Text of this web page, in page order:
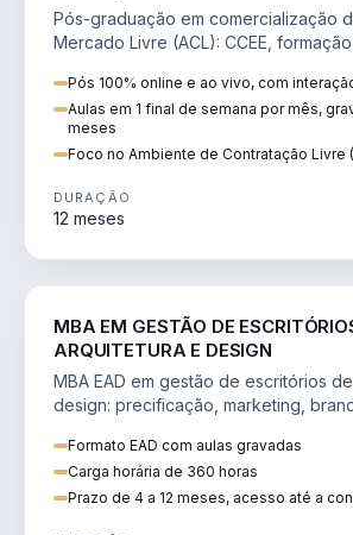
Pós-graduação em comercialização
Mercado Livre (ACL): CCEE,
Pós 100% online e ao vivo, com
Aulas em 1 final de semana por mês,
meses
Foco no Ambiente de Contratação Livre
DURAÇÃO
12 meses
MBA EM GESTÃO DE
ARQUITETURA E DESIGN
MBA EAD em gestão de escritórios
design: precificação, marketing,
Formato EAD com aulas gravadas
Carga horária de 360 horas
Prazo de 4 a 12 meses, acesso até a